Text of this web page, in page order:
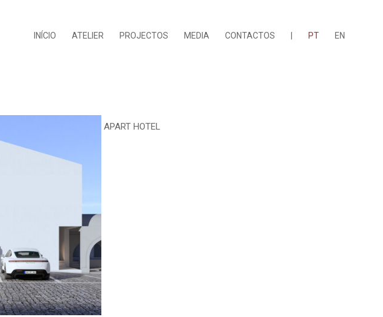
INÍCIO ATELIER PROJECTOS MEDIA CONTACTOS PT EN
APART HOTEL